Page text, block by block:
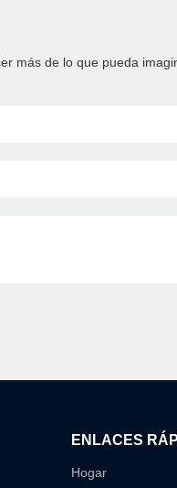
más de lo que pueda
ENLACES
Hogar